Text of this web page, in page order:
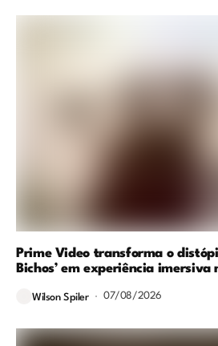
Prime Video transforma o
Bichos’ em experiência imersiva
Wilson Spiler 07/08/2026